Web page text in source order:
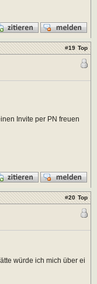
#19 Top
Invite per PN freuen
#20 Top
würde ich mich über ei